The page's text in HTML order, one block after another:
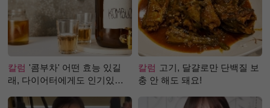
칼럼 '콤부차' 어떤 효능 있길
래, 다이어터에게도 인기있는
칼럼 고기, 달걀로만 단백질 보
충 안 해도 돼요!